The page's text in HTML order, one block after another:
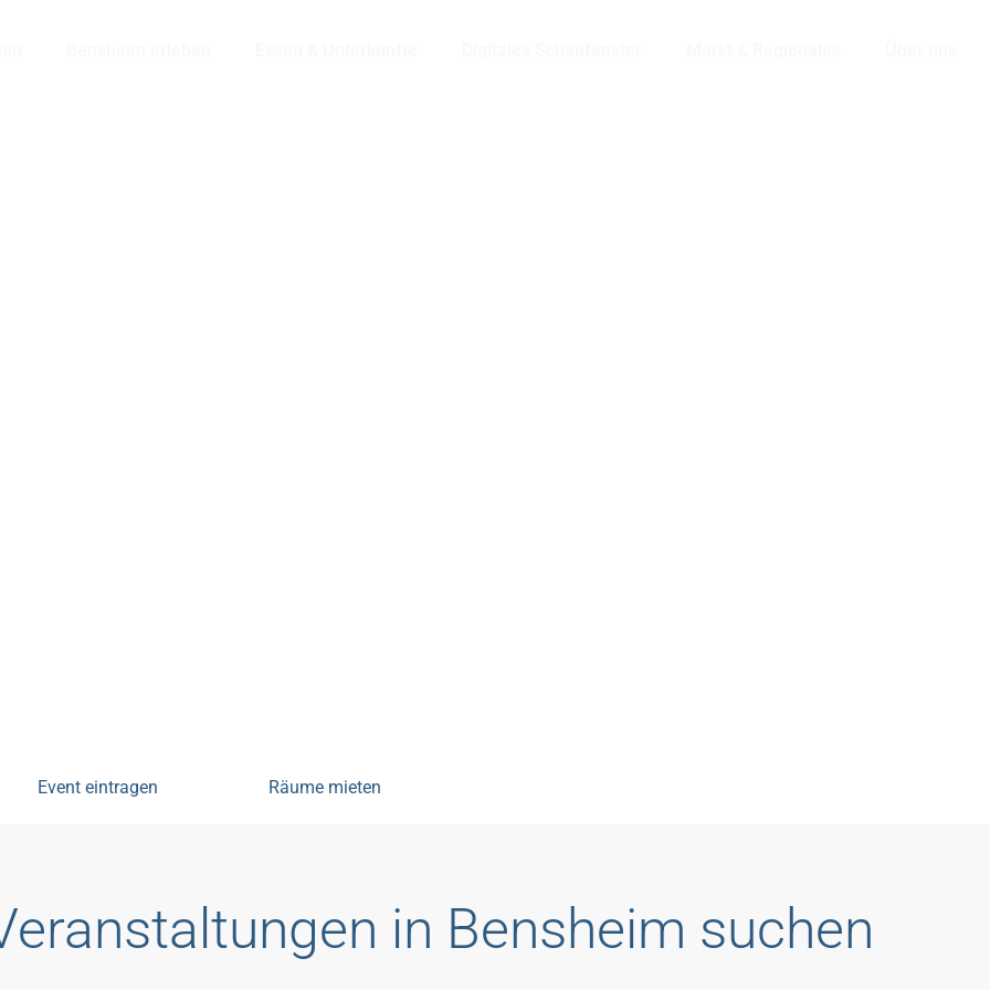
Event eintragen Räume mieten
in Bensheim suchen